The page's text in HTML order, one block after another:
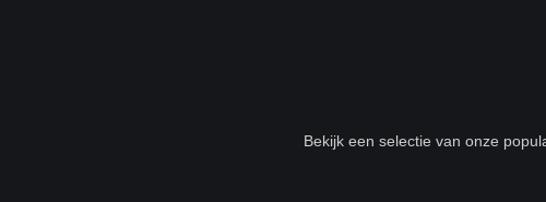
Bekijk een selectie van onze